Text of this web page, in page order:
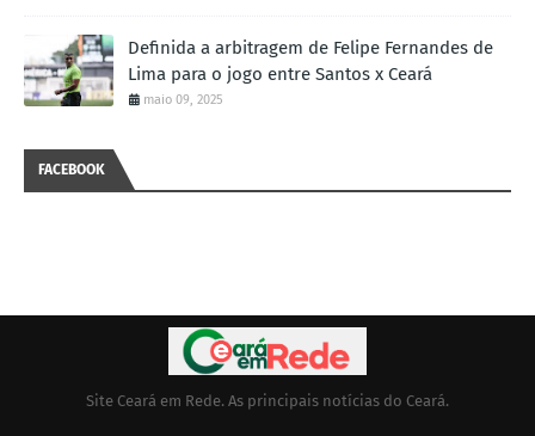
Definida a arbitragem de Felipe Fernandes de
Lima para o jogo entre Santos x Ceará
maio 09, 2025
FACEBOOK
Site Ceará em Rede. As principais notícias do Ceará.